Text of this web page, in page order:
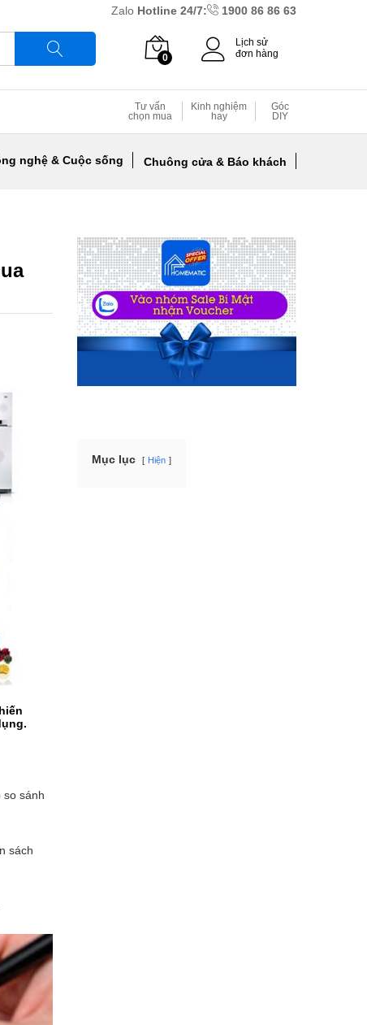
Zalo Hotline 24/7: 1900 86 86 63
0
Lịch sử
đơn hàng
Tư vấn
chọn mua
Kinh nghiệm
hay
Góc
DIY
nghệ & Cuộc sống Chuông cửa & Báo khách
so sánh
sách
Mục lục Hiện